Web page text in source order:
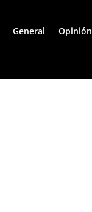
General Opinión